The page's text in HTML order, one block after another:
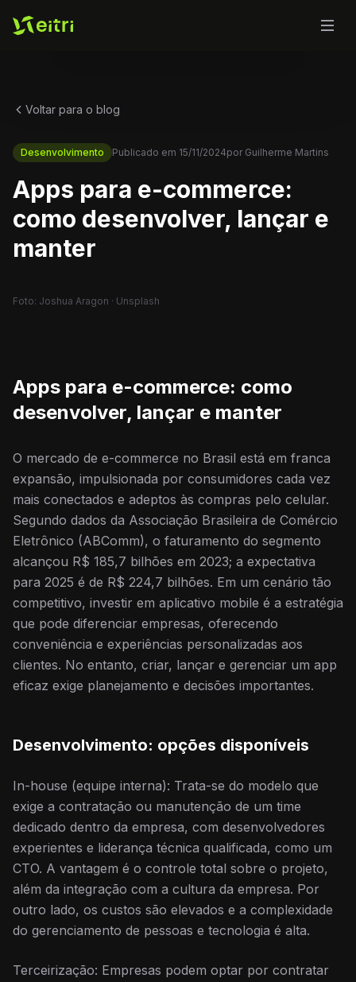
Voltar para o blog
Desenvolvimento Publicado em 15/11/2024por Guilherme Martins
Apps para e-commerce:
como desenvolver, lançar e
manter
Foto: Joshua Aragon · Unsplash
Apps para e-commerce: como
desenvolver, lançar e manter
O mercado de e-commerce no Brasil está em franca
expansão, impulsionada por consumidores cada vez
mais conectados e adeptos às compras pelo celular.
Segundo dados da Associação Brasileira de Comércio
Eletrônico (ABComm), o faturamento do segmento
alcançou R$ 185,7 bilhões em 2023; a expectativa
para 2025 é de R$ 224,7 bilhões. Em um cenário tão
competitivo, investir em aplicativo mobile é a estratégia
que pode diferenciar empresas, oferecendo
conveniência e experiências personalizadas aos
clientes. No entanto, criar, lançar e gerenciar um app
eficaz exige planejamento e decisões importantes.
Desenvolvimento: opções disponíveis
In-house (equipe interna): Trata-se do modelo que
exige a contratação ou manutenção de um time
dedicado dentro da empresa, com desenvolvedores
experientes e liderança técnica qualificada, como um
CTO. A vantagem é o controle total sobre o projeto,
além da integração com a cultura da empresa. Por
outro lado, os custos são elevados e a complexidade
do gerenciamento de pessoas e tecnologia é alta.
Terceirização: Empresas podem optar por contratar